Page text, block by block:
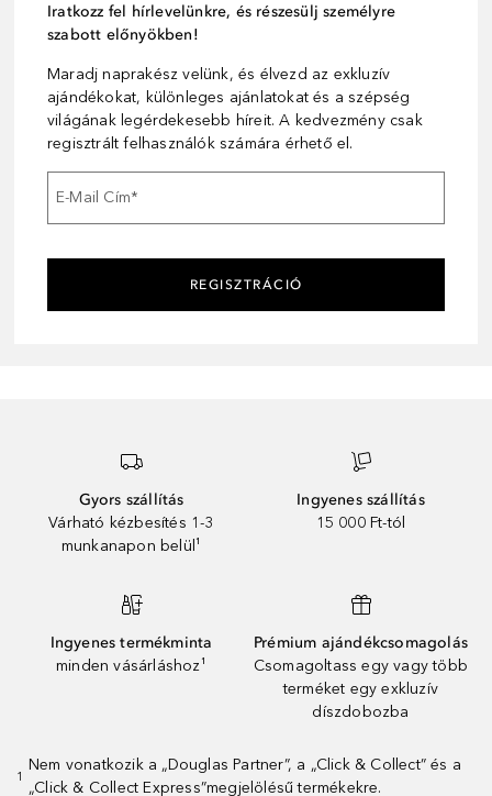
Iratkozz fel hírlevelünkre, és részesülj személyre
szabott előnyökben!
Maradj naprakész velünk, és élvezd az exkluzív
ajándékokat, különleges ajánlatokat és a szépség
világának legérdekesebb híreit. A kedvezmény csak
regisztrált felhasználók számára érhető el.
E-Mail Cím*
REGISZTRÁCIÓ
Gyors szállítás
Várható kézbesítés 1-3
munkanapon belül¹
Ingyenes szállítás
15 000 Ft-tól
Ingyenes termékminta
minden vásárláshoz¹
Prémium ajándékcsomagolás
Csomagoltass egy vagy több
terméket egy exkluzív
díszdobozba
1
Nem vonatkozik a „Douglas Partner”, a „Click & Collect” és a
„Click & Collect Express”megjelölésű termékekre.